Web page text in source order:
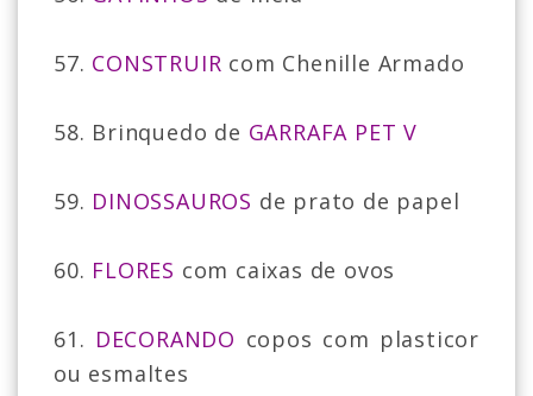
57. CONSTRUIR com Chenille Armado
58. Brinquedo de GARRAFA PET V
59. DINOSSAUROS de prato de papel
60. FLORES com caixas de ovos
61. DECORANDO copos com plasticor
ou esmaltes